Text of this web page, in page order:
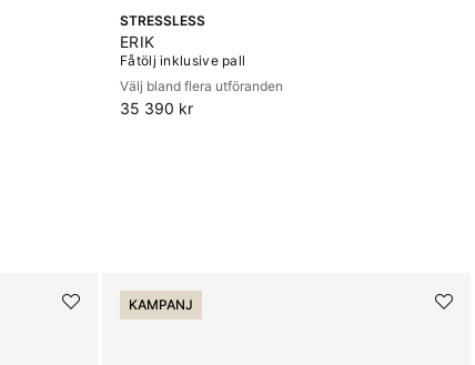
STRESSLESS
ERIK
Fåtölj inklusive pall
Välj bland flera utföranden
35 390 kr
KAMPANJ